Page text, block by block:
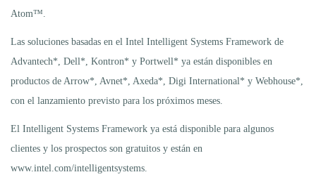
Atom™.
Las soluciones basadas en el Intel Intelligent Systems Framework de
Advantech*, Dell*, Kontron* y Portwell* ya están disponibles en
productos de Arrow*, Avnet*, Axeda*, Digi International* y Webhouse*,
con el lanzamiento previsto para los próximos meses.
El Intelligent Systems Framework ya está disponible para algunos
clientes y los prospectos son gratuitos y están en
www.intel.com/intelligentsystems.